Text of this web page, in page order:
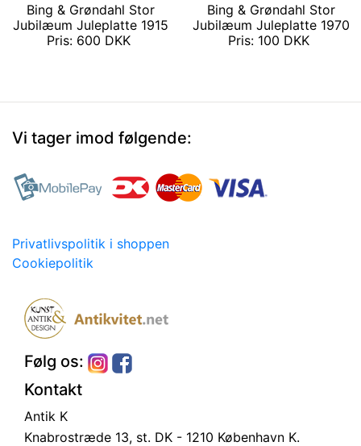
Bing & Grøndahl Stor
Jubilæum Juleplatte 1915
Pris: 600 DKK
Bing & Grøndahl Stor
Jubilæum Juleplatte 1970
Pris: 100 DKK
Vi tager imod følgende:
Privatlivspolitik i shoppen
Cookiepolitik
Følg os:
Kontakt
Antik K
Knabrostræde 13, st. DK - 1210 København K.